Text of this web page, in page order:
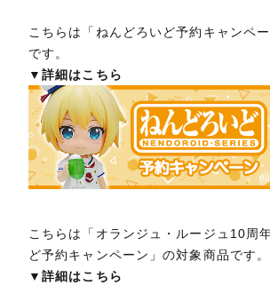
こちらは「ねんどろいど予約キャンペ
です。
▼詳細はこちら
こちらは「オランジュ・ルージュ10周
ど予約キャンペーン」の対象商品です。
▼詳細はこちら